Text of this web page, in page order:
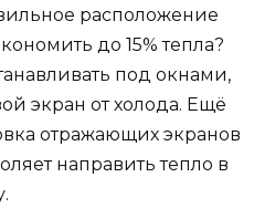
расположение
до 15% тепла?
под окнами,
экран от холода. Ещё
отражающих экранов
направить тепло в